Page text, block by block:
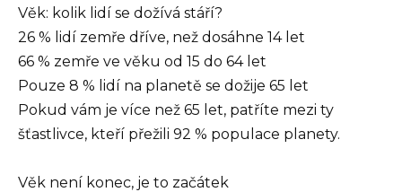
Věk: kolik lidí se dožívá stáří?
26 % lidí zemře dříve, než dosáhne 14 let
66 % zemře ve věku od 15 do 64 let
Pouze 8 % lidí na planetě se dožije 65 let
Pokud vám je více než 65 let, patříte mezi ty
šťastlivce, kteří přežili 92 % populace planety.
Věk není konec, je to začátek